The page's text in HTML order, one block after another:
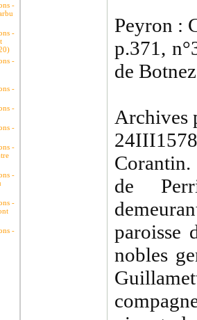
-
-
-
-
-
-
-
-
-
-
Peyron :
p.371,
de
Archives
de
paroisse
nobles